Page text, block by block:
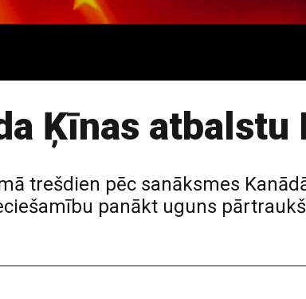
Ķīnas atbalstu
trešdien pēc sanāksmes
panākt uguns